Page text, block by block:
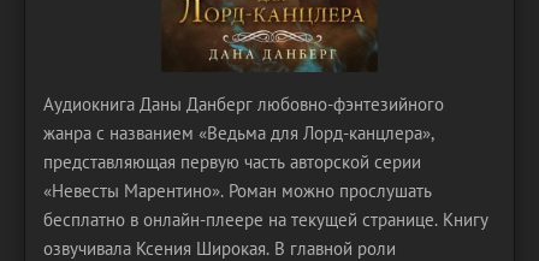
Аудиокнига Даны Данберг любовно-фэнтезийного
жанра с названием «Ведьма для Лорд-канцлера»,
представляющая первую часть авторской серии
«Невесты Марентино». Роман можно прослушать
бесплатно в онлайн-плеере на текущей странице. Книгу
озвучивала Ксения Широкая. В главной роли